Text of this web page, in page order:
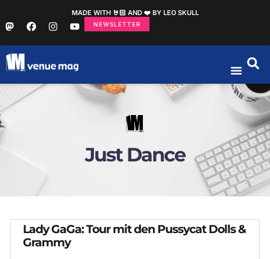
MADE WITH 🤘🏻 AND ❤️ BY LEO SKULL
NEWSLETTER
Just Dance
Lady GaGa: Tour mit den Pussycat Dolls &
Grammy